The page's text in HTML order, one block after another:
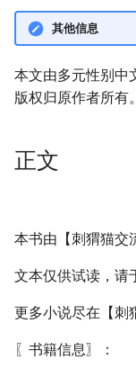
其他信息
本文由多元性别中
版权归原作者所有。
正文
本书由【刺猬猫交
文本仅供试读，请
更多小说尽在【
〖书籍信息〗：